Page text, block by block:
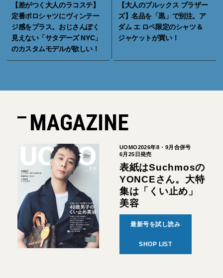
【差がつく大人のラコステ】
定番ポロシャツにヴィンテー
ジ感をプラス。おじさんぽく
見えない「サタデーズ NYC」
のカスタムモデルが欲しい！
【大人のブルックス ブラザー
ズ】名品を「黒」で別注。ア
ダム エ ロペ限定のシャツ＆
ジャケットが買い！
MAGAZINE
UOMO2026年8・9月合併号
6月25日発売
表紙はSuchmosの
YONCEさん。大特
集は「くい止め」
美容
最新号を試し読み
SHOP LIST